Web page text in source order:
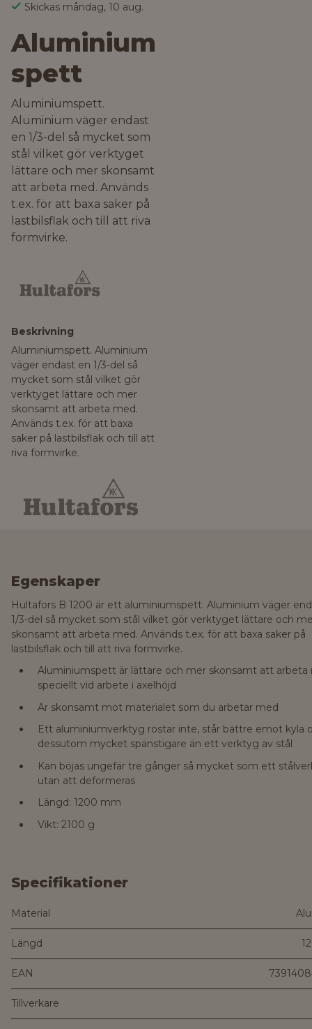
Skickas måndag, 10 aug.
Aluminium
spett
Aluminiumspett.
Aluminium väger endast
en 1/3-del så mycket som
stål vilket gör verktyget
lättare och mer skonsamt
att arbeta med. Används
t.ex. för att baxa saker på
lastbilsflak och till att riva
formvirke.
Beskrivning
Aluminiumspett. Aluminium
väger endast en 1/3-del så
mycket som stål vilket gör
verktyget lättare och mer
skonsamt att arbeta med.
Används t.ex. för att baxa
saker på lastbilsflak och till att
riva formvirke.
Egenskaper
Hultafors B 1200 är ett aluminiumspett. Aluminium väger
1/3-del så mycket som stål vilket gör verktyget lättare och
skonsamt att arbeta med. Används t.ex. för att baxa saker på
lastbilsflak och till att riva formvirke.
Aluminiumspett är lättare och mer skonsamt att arbeta
speciellt vid arbete i axelhöjd
Är skonsamt mot materialet som du arbetar med
Ett aluminiumverktyg rostar inte, står bättre emot kyla
dessutom mycket spänstigare än ett verktyg av stål
Kan böjas ungefär tre gånger så mycket som ett
utan att deformeras
Längd: 1200 mm
Vikt: 2100 g
Specifikationer
Material
Längd
EAN
Tillverkare